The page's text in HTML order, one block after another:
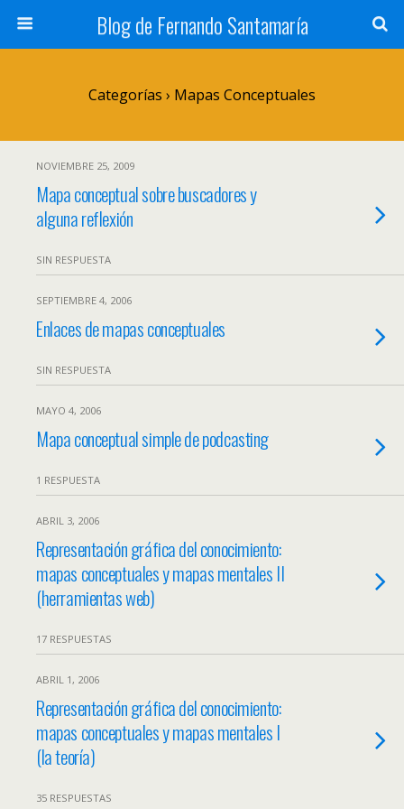
Blog de Fernando Santamaría
Categorías › Mapas Conceptuales
NOVIEMBRE 25, 2009
Mapa conceptual sobre buscadores y
alguna reflexión
SIN RESPUESTA
SEPTIEMBRE 4, 2006
Enlaces de mapas conceptuales
SIN RESPUESTA
MAYO 4, 2006
Mapa conceptual simple de podcasting
1 RESPUESTA
ABRIL 3, 2006
Representación gráfica del conocimiento:
mapas conceptuales y mapas mentales II
(herramientas web)
17 RESPUESTAS
ABRIL 1, 2006
Representación gráfica del conocimiento:
mapas conceptuales y mapas mentales I
(la teoría)
35 RESPUESTAS